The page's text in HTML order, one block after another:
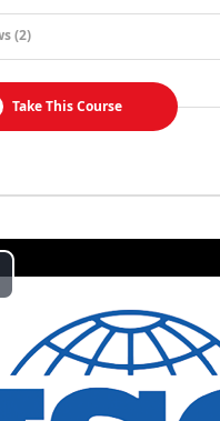
(2)
Take This Course